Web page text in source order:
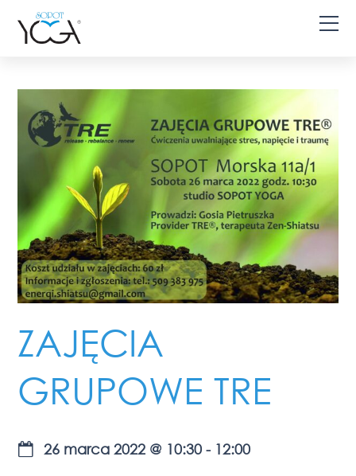
ZAJĘCIA
GRUPOWE TRE
26 marca 2022 @ 10:30 - 12:00